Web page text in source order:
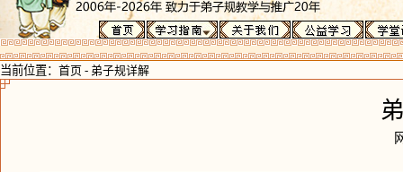
当前位置： 首页 - 弟子规详解